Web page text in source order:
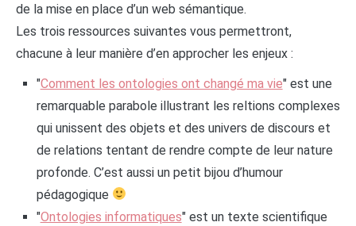
de la mise en place d’un web sémantique.
Les trois ressources suivantes vous permettront,
chacune à leur manière d’en approcher les enjeux :
"Comment les ontologies ont changé ma vie" est une
remarquable parabole illustrant les reltions complexes
qui unissent des objets et des univers de discours et
de relations tentant de rendre compte de leur nature
profonde. C’est aussi un petit bijou d’humour
pédagogique
"Ontologies informatiques" est un texte scientifique